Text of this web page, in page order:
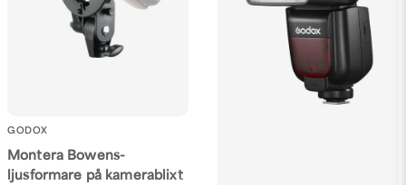
GODOX
Montera Bowens-
ljusformare på kamerablixt